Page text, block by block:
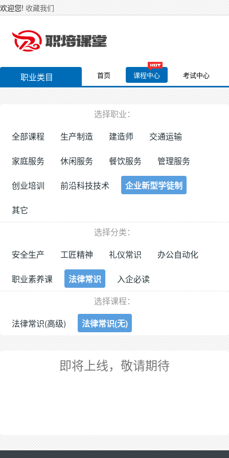
欢迎您! 收藏我们
职业类目 首页 课程中心 考试中心
选择职业：
全部课程
生产制造 建造师 交通运输
家庭服务 休闲服务 餐饮服务 管理服务
创业培训 前沿科技技术 企业新型学徒制
其它
选择分类：
安全生产
工匠精神 礼仪常识 办公自动化
职业素养课 法律常识
入企必读
选择课程：
法律常识(高级)
法律常识(无)
即将上线，敬请期待